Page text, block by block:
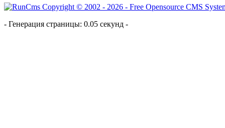
- Генерация страницы: 0.05 секунд -